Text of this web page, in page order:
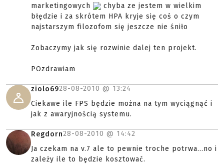
marketingowych
chyba ze jestem w wielkim
błędzie i za skrótem HPA kryje się coś o czym
najstarszym filozofom się jeszcze nie śniło
Zobaczymy jak się rozwinie dalej ten projekt.
POzdrawiam
ziolo6928-08-2010 @ 13:24
Ciekawe ile FPS będzie można na tym wyciągnąć i
jak z awaryjnością systemu.
Regdorn28-08-2010 @ 14:42
Ja czekam na v.7 ale to pewnie troche potrwa...no i
zależy ile to będzie kosztować.